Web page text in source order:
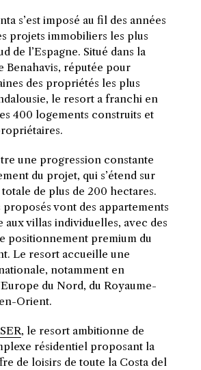
s’est imposé au fil des années
projets immobiliers les plus
de l’Espagne. Situé dans la
Benahavis, réputée pour
des propriétés les plus
le resort a franchi en
400 logements construits et
une progression constante
du projet, qui s’étend sur
de plus de 200 hectares.
vont des appartements
aux villas individuelles, avec des
positionnement premium du
Le resort accueille une
notamment en
du Nord, du Royaume-
Orient.
, le resort ambitionne de
résidentiel proposant la
de loisirs de toute la Costa del